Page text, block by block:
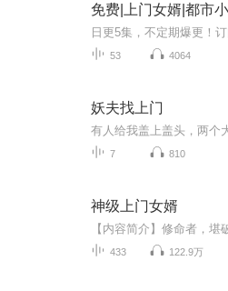
免费|上门女婿|都市
53 4064
妖夫找上门
7 810
神级上门女婿
433 122.9万